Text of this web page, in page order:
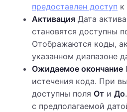
предоставлен доступ к
Активация Дата
становятся доступны
Отображаются коды,
указанном диапазоне
Ожидаемое окончание
истечения кода. При
доступны поля От и До
с предполагаемой